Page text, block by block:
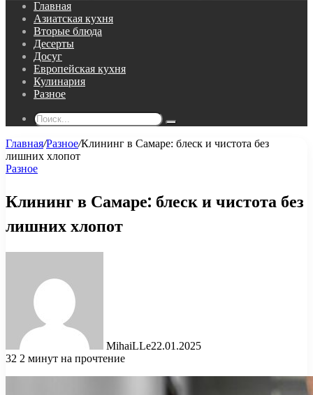
Главная
Азиатская кухня
Вторые блюда
Десерты
Досуг
Европейская кухня
Кулинария
Разное
Поиск...
Главная/Разное/Клининг в Самаре: блеск и чистота без
лишних хлопот
Разное
Клининг в Самаре: блеск и чистота без
лишних хлопот
MihaiLLe22.01.2025
32 2 минут на прочтение